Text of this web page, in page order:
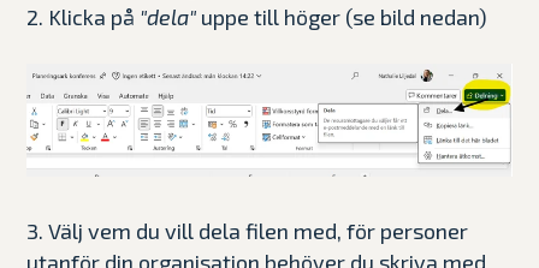
2. Klicka på "dela" uppe till höger (se bild nedan)
3. Välj vem du vill dela filen med, för personer
utanför din organisation behöver du skriva med